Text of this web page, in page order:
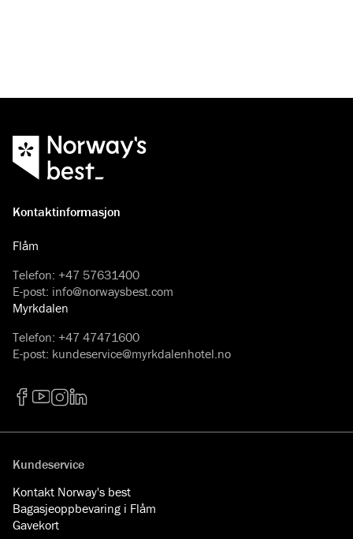
Kontaktinformasjon
Flåm
Telefon: +47 57631400
E-post: info@norwaysbest.com
Myrkdalen
Telefon: +47 47471600
E-post: kundeservice@myrkdalenhotel.no
Kundeservice
Kontakt Norway's best
Bagasjeoppbevaring i Flåm
Gavekort